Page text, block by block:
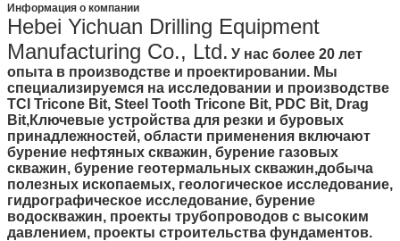
Информация о компании
Hebei Yichuan Drilling Equipment
Manufacturing Co., Ltd. У нас более 20 лет
опыта в производстве и проектировании. Мы
специализируемся на исследовании и производстве
TCI Tricone Bit, Steel Tooth Tricone Bit, PDC Bit, Drag
Bit,Ключевые устройства для резки и буровых
принадлежностей, области применения включают
бурение нефтяных скважин, бурение газовых
скважин, бурение геотермальных скважин,добыча
полезных ископаемых, геологическое исследование,
гидрографическое исследование, бурение
водоскважин, проекты трубопроводов с высоким
давлением, проекты строительства фундаментов.